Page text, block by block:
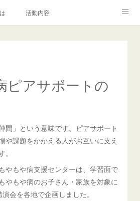
活動内容
わせ
ピアサポートの
間」という意味です。ピアサポート
や課題をかかえる人がお互いに支え
やもや病支援センターは、学習面で
やもや病のお子さん・家族を対象に
会を各地で企画しました。